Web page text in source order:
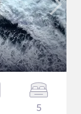
5